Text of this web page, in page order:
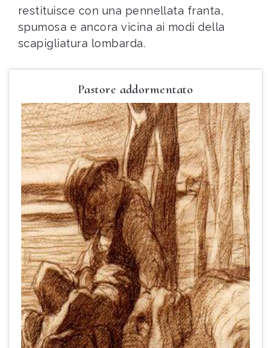
restituisce con una pennellata franta,
spumosa e ancora vicina ai modi della
scapigliatura lombarda.
Pastore addormentato